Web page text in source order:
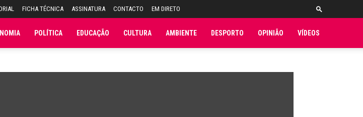
FICHA TÉCNICA ASSINATURA CONTACTO EM DIRETO
POLÍTICA EDUCAÇÃO CULTURA AMBIENTE DESPORTO OPINIÃO VÍDEOS